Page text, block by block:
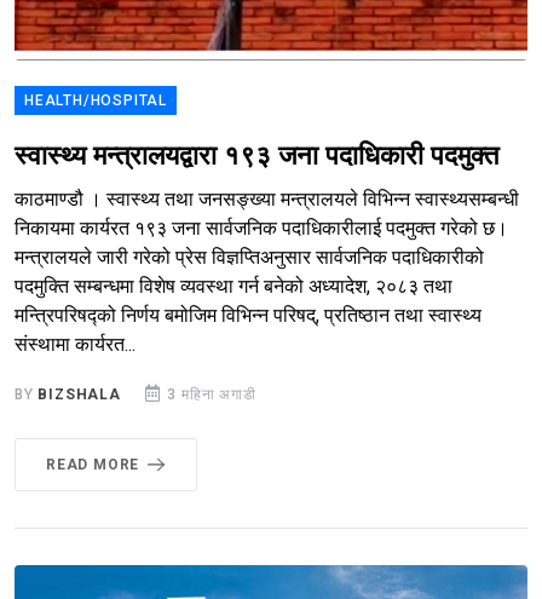
HEALTH/HOSPITAL
स्वास्थ्य मन्त्रालयद्वारा १९३ जना पदाधिकारी पदमुक्त
काठमाण्डौ । स्वास्थ्य तथा जनसङ्ख्या मन्त्रालयले विभिन्न स्वास्थ्यसम्बन्धी
निकायमा कार्यरत १९३ जना सार्वजनिक पदाधिकारीलाई पदमुक्त गरेको छ।
मन्त्रालयले जारी गरेको प्रेस विज्ञप्तिअनुसार सार्वजनिक पदाधिकारीको
पदमुक्ति सम्बन्धमा विशेष व्यवस्था गर्न बनेको अध्यादेश, २०८३ तथा
मन्त्रिपरिषद्को निर्णय बमोजिम विभिन्न परिषद्, प्रतिष्ठान तथा स्वास्थ्य
संस्थामा कार्यरत...
BY BIZSHALA 3 महिना अगाडी
READ MORE